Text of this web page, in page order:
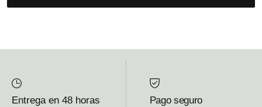
Entrega en 48 horas Pago seguro